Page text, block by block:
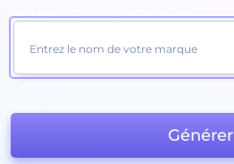
Générer